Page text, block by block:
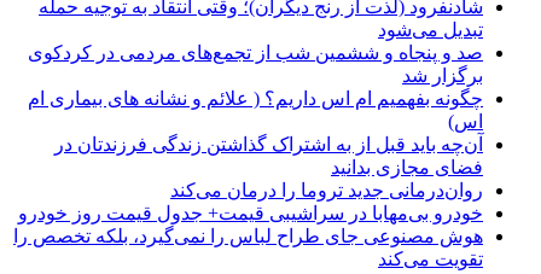
شادنفرود (لذت از رنج دیگران)؛ وقتی انتقاد به توجیه حمله
تبدیل می‌شود
صد و پنجاه‌ و ششمین شب از تجمع‌های مردمی در کردکوی
برگزار شد
چگونه بفهمیم ام اس داریم؟ ( علائم و نشانه های بیماری ام
اس)
آن‌چه باید قبل از به اشتراک گذاشتن زندگی فرزندتان در
فضای مجازی بدانید
روان‌درمانی جدید تروما را درمان می‌کند
خودرو بی‌مهابا در سراشیبی قیمت+ جدول قیمت روز خودرو
هوش مصنوعی جای طراح لباس را نمی‌گیرد، بلکه تخصص را
تقویت می‌کند